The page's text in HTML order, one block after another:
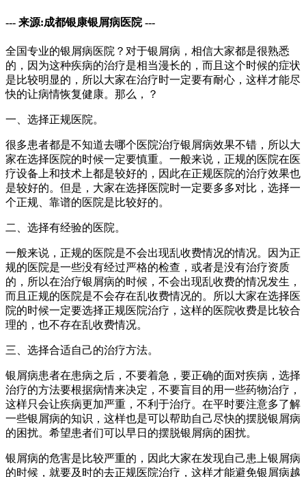
--- 来源:成都银康银屑病医院 ---
全国专业的银屑病医院？对于银屑病，相信大家都是很熟悉
的，因为这种疾病的治疗是相当漫长的，而且这个时候的症状
是比较明显的，所以大家在治疗时一定要有耐心，这样才能尽
快的让病情恢复健康。那么，？
一、选择正规医院。
很多患者都是不知道去哪个医院治疗银屑病效果不错，所以大
家在选择医院的时候一定要慎重。一般来说，正规的医院在医
疗设备上和技术上都是较好的，因此在正规医院的治疗效果也
是较好的。但是，大家在选择医院时一定要多多对比，选择一
个正规、靠谱的医院是比较好的。
二、选择有经验的医院。
一般来说，正规的医院是不会出现乱收费情况的情况。因为正
规的医院是一些没有经过严格的检查，或者是没有治疗资质
的，所以在治疗银屑病的时候，不会出现乱收费的情况发生，
而且正规的医院是不会存在乱收费情况的。所以大家在选择医
院的时候一定要选择正规医院治疗，这样的医院收费是比较合
理的，也不存在乱收费情况。
三、选择合适自己的治疗方法。
银屑病患者在患病之后，不要着急，要正确的面对疾病，选择
治疗的方法要根据病情来决定，不要盲目的用一些药物治疗，
这样只会让疾病更加严重，不利于治疗。在平时要注意多了解
一些银屑病的知识，这样也是可以帮助自己尽快的摆脱银屑病
的困扰。希望患者们可以早日的摆脱银屑病的困扰。
银屑病的危害是比较严重的，因此大家在发现自己患上银屑病
的时候，就要及时的去正规医院治疗，这样才能避免银屑病越